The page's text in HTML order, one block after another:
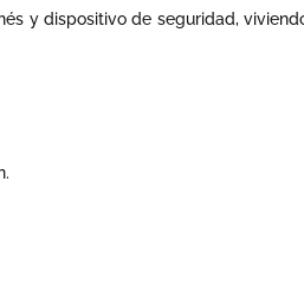
y dispositivo de seguridad,